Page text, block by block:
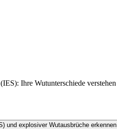
Ihre Wutunterschiede verstehen
und explosiver Wutausbrüche erkennen